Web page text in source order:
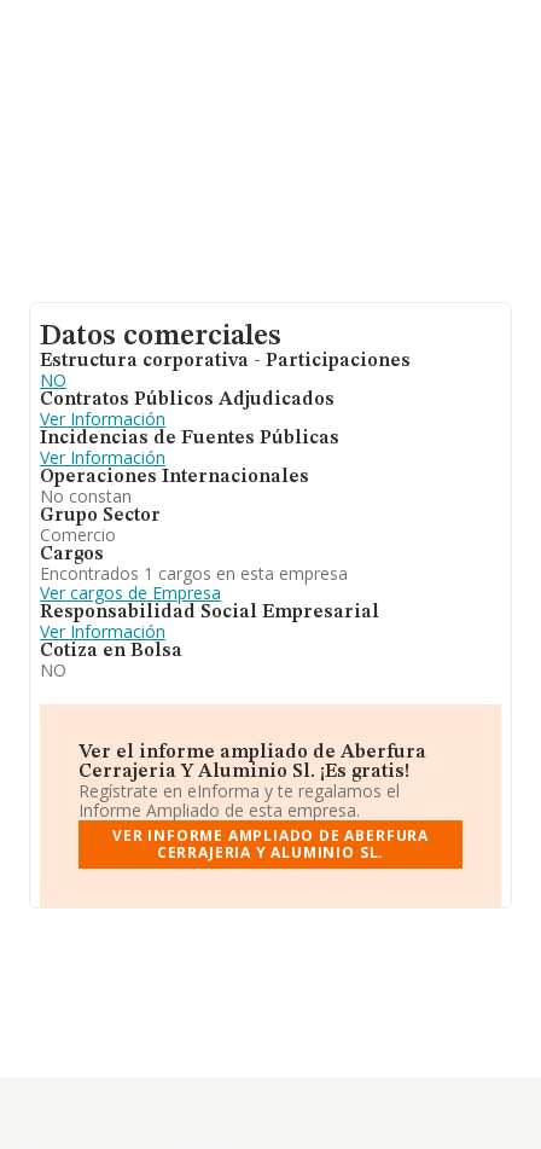
Datos comerciales
Estructura corporativa - Participaciones
NO
Contratos Públicos Adjudicados
Ver Información
Incidencias de Fuentes Públicas
Ver Información
Operaciones Internacionales
No constan
Grupo Sector
Comercio
Cargos
Encontrados 1 cargos en esta empresa
Ver cargos de Empresa
Responsabilidad Social Empresarial
Ver Información
Cotiza en Bolsa
NO
Ver el informe ampliado de Aberfura
Cerrajeria Y Aluminio Sl. ¡Es gratis!
Regístrate en eInforma y te regalamos el
Informe Ampliado de esta empresa.
VER INFORME AMPLIADO DE ABERFURA
CERRAJERIA Y ALUMINIO SL.